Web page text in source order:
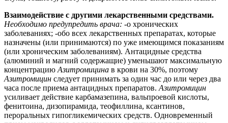
Взаимодействие с другими лекарственными средствами.
Необходимо предупредить врача: -о хронических
заболеваниях; -обо всех лекарственных препаратах, которые
назначены (или принимаются) по уже имеющимся показаниям
(или хроническим заболеваниям). Антацидные средства
(алюминий и магний содержащие) уменьшают максимальную
концентрацию Азитромицина в крови на 30%, поэтому
Азитромицин следует принимать за один час до или через два
часа после приема антацидных препаратов. Азитромицин
усиливает действие карбамазепина, вальпроевой кислоты,
фенитоина, дизопирамида, теофиллина, ксантинов,
пероральных гипогликемических средств. Одновременный